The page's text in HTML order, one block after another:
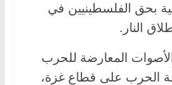
بحق الفلسطينيين في
النار.
المعارضة للحرب
الحرب على قطاع غزة،